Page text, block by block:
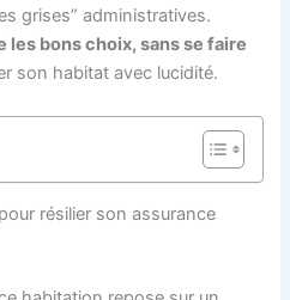
grises” administratives.
les bons choix, sans se faire
son habitat avec lucidité.
résilier son assurance